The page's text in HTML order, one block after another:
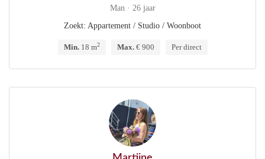
Man · 26 jaar
Zoekt: Appartement / Studio / Woonboot
Min.18 m2 Max.€ 900 Per direct